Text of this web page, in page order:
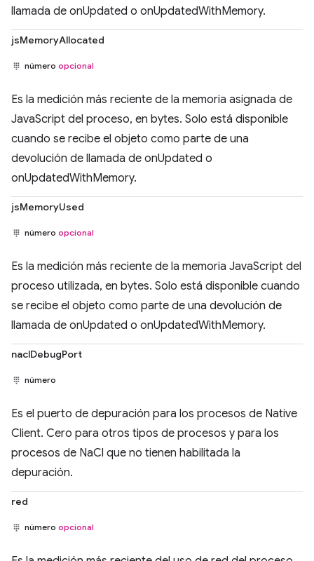
llamada de onUpdated o onUpdatedWithMemory.
jsMemoryAllocated
número opcional
Es la medición más reciente de la memoria asignada de
JavaScript del proceso, en bytes. Solo está disponible
cuando se recibe el objeto como parte de una
devolución de llamada de onUpdated o
onUpdatedWithMemory.
jsMemoryUsed
número opcional
Es la medición más reciente de la memoria JavaScript del
proceso utilizada, en bytes. Solo está disponible cuando
se recibe el objeto como parte de una devolución de
llamada de onUpdated o onUpdatedWithMemory.
naclDebugPort
número
Es el puerto de depuración para los procesos de Native
Client. Cero para otros tipos de procesos y para los
procesos de NaCl que no tienen habilitada la
depuración.
red
número opcional